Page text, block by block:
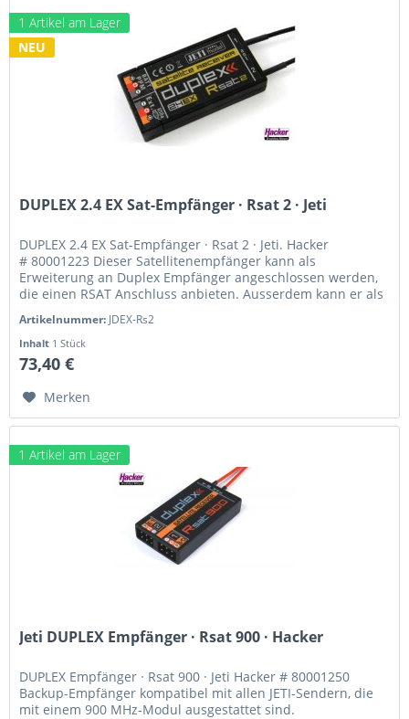
1 Artikel am Lager
NEU
DUPLEX 2.4 EX Sat-Empfänger · Rsat 2 · Jeti
DUPLEX 2.4 EX Sat-Empfänger · Rsat 2 · Jeti. Hacker
# 80001223 Dieser Satellitenempfänger kann als
Erweiterung an Duplex Empfänger angeschlossen werden,
die einen RSAT Anschluss anbieten. Ausserdem kann er als
Artikelnummer: JDEX-Rs2
Inhalt 1 Stück
73,40 €
Merken
1 Artikel am Lager
Jeti DUPLEX Empfänger · Rsat 900 · Hacker
DUPLEX Empfänger · Rsat 900 · Jeti Hacker # 80001250
Backup-Empfänger kompatibel mit allen JETI-Sendern, die
mit einem 900 MHz-Modul ausgestattet sind.